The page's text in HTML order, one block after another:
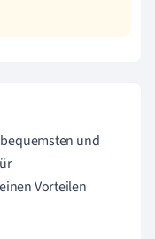
und
Vorteilen